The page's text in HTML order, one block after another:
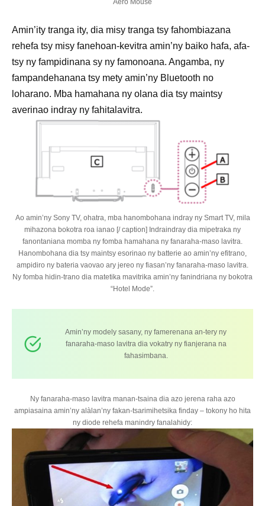
Amin’ity tranga ity, dia misy tranga tsy fahombiazana
rehefa tsy misy fanehoan-kevitra amin’ny baiko hafa, afa-
tsy ny fampidinana sy ny famonoana. Angamba, ny
fampandehanana tsy mety amin’ny Bluetooth no
loharano. Mba hamahana ny olana dia tsy maintsy
averinao indray ny fahitalavitra.
Ao amin’ny Sony TV, ohatra, mba hanombohana indray ny Smart TV, mila
mihazona bokotra roa ianao [/ caption] Indraindray dia mipetraka ny
fanontaniana momba ny fomba hamahana ny fanaraha-maso lavitra.
Hanombohana dia tsy maintsy esorinao ny batterie ao amin’ny efitrano,
ampidiro ny bateria vaovao ary jereo ny fiasan’ny fanaraha-maso lavitra.
Ny fomba hidin-trano dia matetika mavitrika amin’ny fanindriana ny bokotra
“Hotel Mode”.
Amin’ny modely sasany, ny famerenana an-tery ny
fanaraha-maso lavitra dia vokatry ny fianjerana na
fahasimbana.
Ny fanaraha-maso lavitra manan-tsaina dia azo jerena raha azo
ampiasaina amin’ny alàlan’ny fakan-tsarimihetsika finday – tokony ho hita
ny diode rehefa manindry fanalahidy: